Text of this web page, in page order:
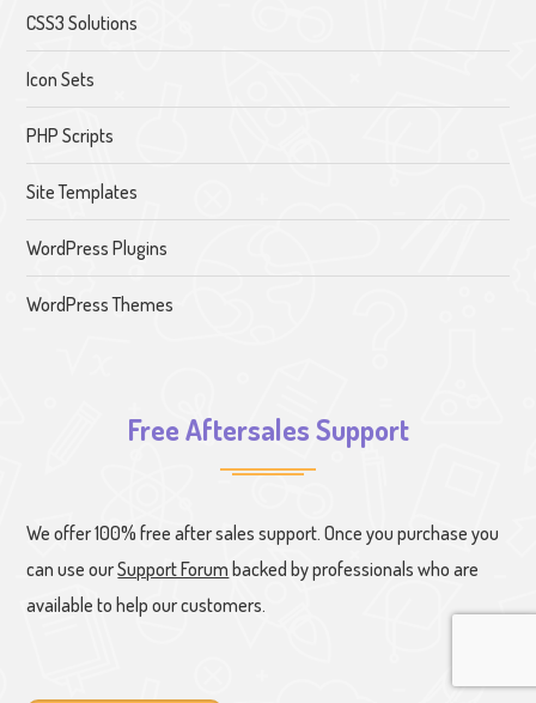
CSS3 Solutions
Icon Sets
PHP Scripts
Site Templates
WordPress Plugins
WordPress Themes
Free Aftersales Support
We offer 100% free after sales support. Once you purchase you
can use ourSupport Forum backed by professionals who are
available to help our customers.